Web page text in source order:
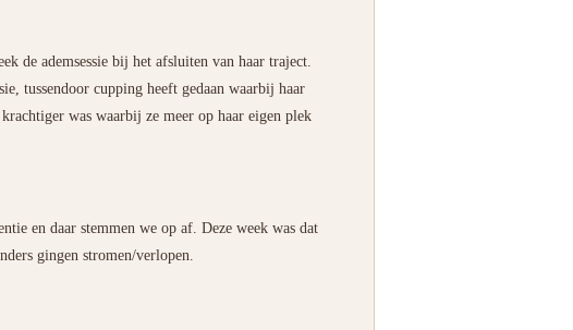
de ademsessie bij het afsluiten van haar traject.
tussendoor cupping heeft gedaan waarbij haar
was waarbij ze meer op haar eigen plek
en daar stemmen we op af. Deze week was dat
gingen stromen/verlopen.